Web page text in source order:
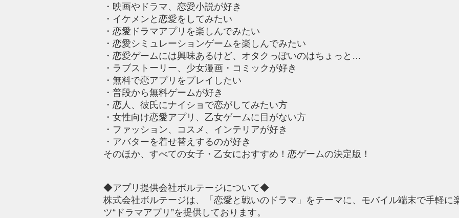
・映画やドラマ、恋愛小説が好き
・イケメンと恋愛をしてみたい
・恋愛ドラマアプリを楽しんでみたい
・恋愛シミュレーションゲームを楽しんでみたい
・恋愛ゲームには興味あるけど、オタクっぽいのはちょっと…
・ラブストーリー、少女漫画・コミックが好き
・無料で恋アプリをプレイしたい
・普段から無料ゲームが好き
・恋人、彼氏にナイショで恋がしてみたい方
・女性向け恋愛アプリ、乙女ゲームに目がない方
・ファッション、コスメ、インテリアが好き
・アバターを着せ替えするのが好き
そのほか、すべての女子・乙女におすすめ！恋ゲームの決定版！
◆アプリ提供会社ボルテージについて◆
株式会社ボルテージは、「恋愛と戦いのドラマ」をテーマに、モバイル端末で手軽に
ツ“ドラマアプリ”を提供しております。